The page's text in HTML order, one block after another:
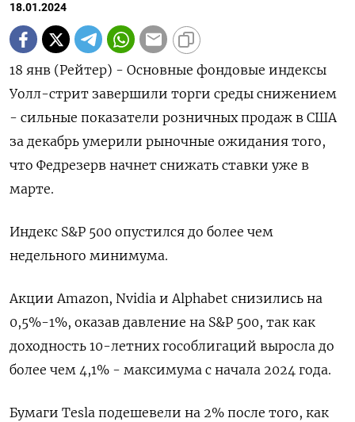
18.01.2024
18 янв (Рейтер) - Основные фондовые индексы
Уолл-стрит завершили торги среды снижением
- сильные показатели розничных продаж в США
за декабрь умерили рыночные ожидания того,
что Федрезерв начнет снижать ставки уже в
марте.
Индекс S&P 500 опустился до более чем
недельного минимума.
Акции Amazon, Nvidia и Alphabet снизились на
0,5%-1%, оказав давление на S&P 500, так как
доходность 10-летних гособлигаций выросла до
более чем 4,1% - максимума с начала 2024 года.
Бумаги Tesla подешевели на 2% после того, как